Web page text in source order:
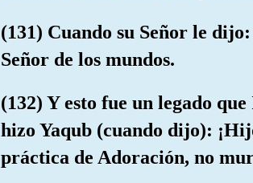
(131) Cuando su Señor le
Señor de los mundos.
(132) Y esto fue un legado
hizo Yaqub (cuando dijo):
práctica de Adoración, no